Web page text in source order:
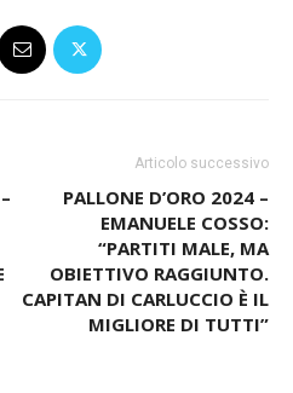
PALLONE D’ORO 2024 –
EMANUELE COSSO:
“PARTITI MALE, MA
OBIETTIVO RAGGIUNTO.
CAPITAN DI CARLUCCIO È IL
MIGLIORE DI TUTTI”